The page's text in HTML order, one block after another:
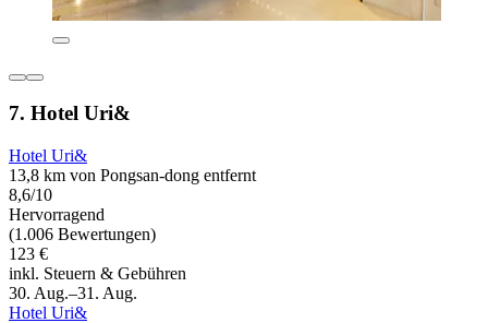
7. Hotel Uri&
Hotel Uri&
13,8 km von Pongsan-dong entfernt
8,6/10
Hervorragend
(1.006 Bewertungen)
123 €
inkl. Steuern & Gebühren
30. Aug.–31. Aug.
Hotel Uri&